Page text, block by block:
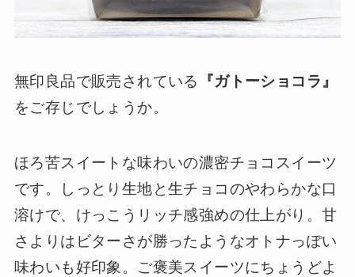
無印良品で販売されている
『ガトーショコラ』
をご存じでしょうか。
ほろ苦スイートな味わいの濃密チョコスイーツ
です。しっとり生地と生チョコのやわらかな口
溶けで、けっこうリッチ感強めの仕上がり。甘
さよりはビターさが勝ったようなオトナっぽい
味わいも好印象。ご褒美スイーツにちょうどよ